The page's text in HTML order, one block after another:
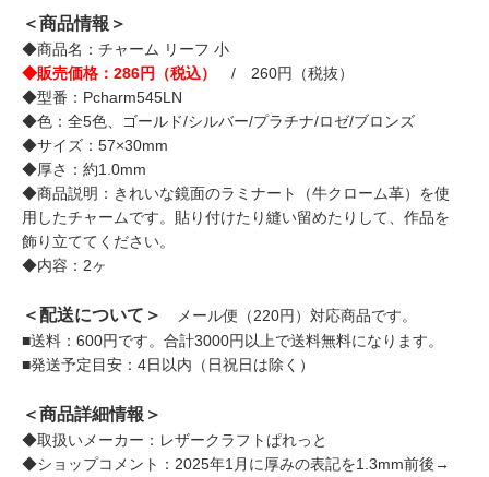
＜商品情報＞
◆商品名：チャーム リーフ 小
◆販売価格：286円（税込）
/ 260円（税抜）
◆型番：Pcharm545LN
◆色：全5色、ゴールド/シルバー/プラチナ/ロゼ/ブロンズ
◆サイズ：57×30mm
◆厚さ：約1.0mm
◆商品説明：きれいな鏡面のラミナート（牛クローム革）を使
用したチャームです。貼り付けたり縫い留めたりして、作品を
飾り立ててください。
◆内容：2ヶ
＜配送について＞
メール便（220円）対応商品です。
■送料：600円です。合計3000円以上で送料無料になります。
■発送予定目安：4日以内（日祝日は除く）
＜商品詳細情報＞
◆取扱いメーカー：レザークラフトぱれっと
◆ショップコメント：2025年1月に厚みの表記を1.3mm前後→